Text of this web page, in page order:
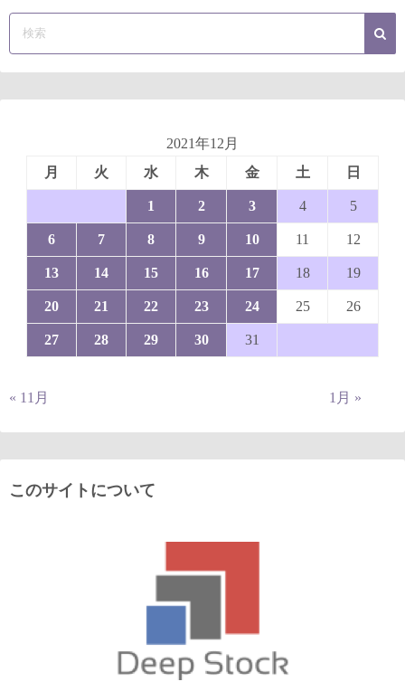
2021年12月
月
火 水 木 金 土 日
1 2 3 4 5
6 7 8 9 10 11 12
13 14 15 16 17 18 19
20 21 22 23 24 25 26
27 28 29 30 31
« 11月 1月 »
このサイトについて